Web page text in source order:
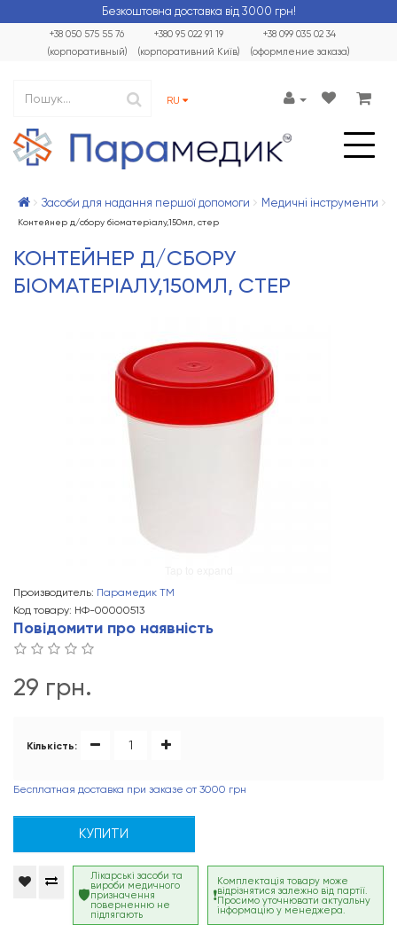
Безкоштовна доставка від 3000 грн!
+38 099 035 02 34
(оформление заказа)
+38 050 575 55 76
(корпоративный)
+380 95 022 91 19
(корпоративний Київ)
RU
Засоби для надання першої допомоги Медичні інструменти
Контейнер д/сбору біоматеріалу,150мл, стер
КОНТЕЙНЕР Д/СБОРУ
БІОМАТЕРІАЛУ,150МЛ, СТЕР
Производитель: Парамедик ТМ
Код товару: НФ-00000513
Повідомити про наявність
29 грн.
Кількість:
Бесплатная доставка при заказе от 3000 грн
КУПИТИ
Лікарські засоби та
вироби медичного
призначення
поверненню не
підлягають
Комплектація товару може
відрізнятися залежно від партії.
Просимо уточнювати актуальну
інформацію у менеджера.